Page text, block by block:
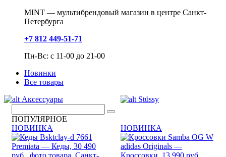
MINT — мультибрендовый магазин в центре Санкт-
Петербурга
+7 812 449-51-71
Пн-Вс: с 11-00 до 21-00
Новинки
Все товары
Аксессуары
Stüssy
ПОПУЛЯРНОЕ
НОВИНКА
НОВИНКА